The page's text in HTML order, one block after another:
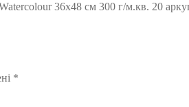
36х48 см 300 г/м.кв. 20
*